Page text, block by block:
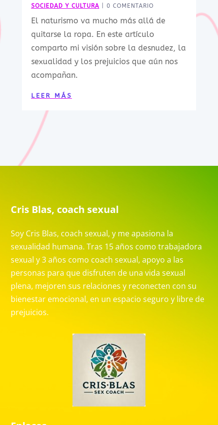
SOCIEDAD Y CULTURA| 0 COMENTARIO
El naturismo va mucho más allá de
quitarse la ropa. En este artículo
comparto mi visión sobre la desnudez, la
sexualidad y los prejuicios que aún nos
acompañan.
LEER MÁS
Cris Blas, coach sexual
Soy Cris Blas, coach sexual, y me apasiona la
sexualidad humana. Tras 15 años como trabajadora
sexual y 3 años como coach sexual, apoyo a las
personas para que disfruten de una vida sexual
plena, mejoren sus relaciones y reconecten con su
bienestar emocional, en un espacio seguro y libre de
prejuicios.